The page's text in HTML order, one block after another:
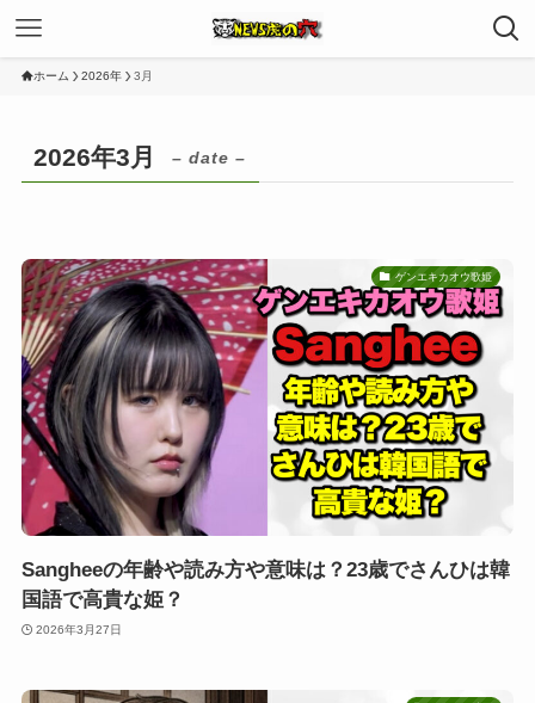
ホーム 2026年 3月
2026年3月 – date –
ゲンエキカオウ歌姫
Sangheeの年齢や読み方や意味は？23歳でさんひは韓
国語で高貴な姫？
2026年3月27日